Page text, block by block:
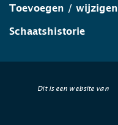
Toevoegen / wijzigen
Schaatshistorie
Dit is een website van